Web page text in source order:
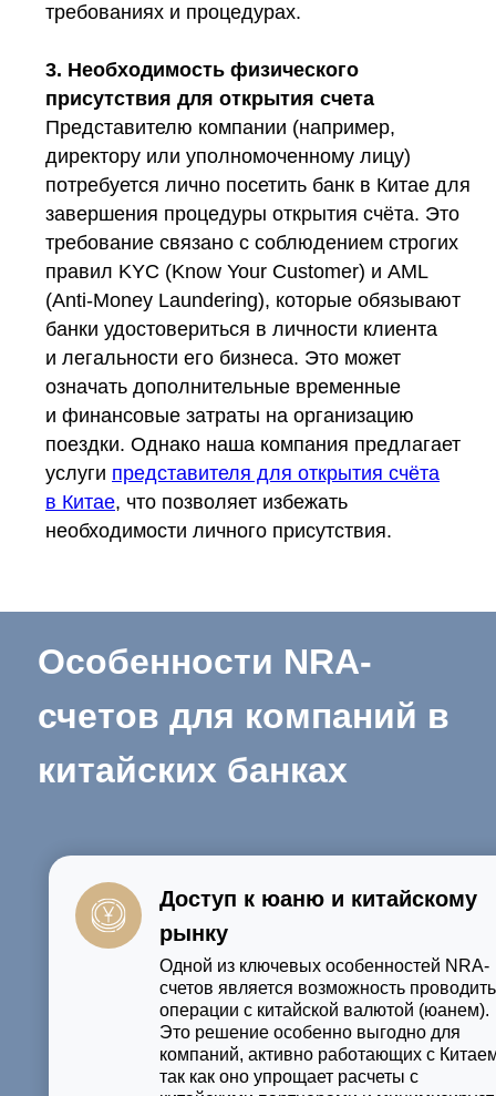
требованиях и процедурах.
3. Необходимость физического
присутствия для открытия счета
Представителю компании (например,
директору или уполномоченному лицу)
потребуется лично посетить банк в Китае для
завершения процедуры открытия счёта. Это
требование связано с соблюдением строгих
правил KYC (Know Your Customer) и AML
(Anti-Money Laundering), которые обязывают
банки удостовериться в личности клиента
и легальности его бизнеса. Это может
означать дополнительные временные
и финансовые затраты на организацию
поездки. Однако наша компания предлагает
услуги представителя для открытия счёта
в Китае, что позволяет избежать
необходимости личного присутствия.
Особенности NRA-
счетов для компаний в
китайских банках
Доступ к юаню и китайскому
рынку
Одной из ключевых особенностей NRA-
счетов является возможность проводить
операции с китайской валютой (юанем).
Это решение особенно выгодно для
компаний, активно работающих с
так как оно упрощает расчеты с